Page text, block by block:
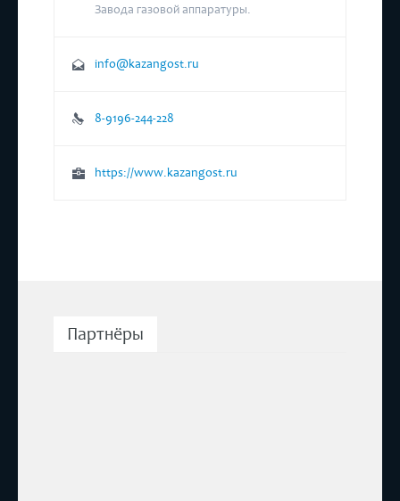
Завода газовой аппаратуры.
info@kazangost.ru
8-9196-244-228
https://www.kazangost.ru
Партнёры